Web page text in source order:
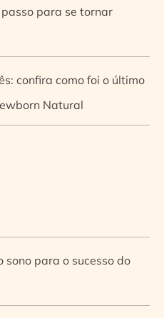
para se tornar
confira como foi o último
Natural
para o sucesso do